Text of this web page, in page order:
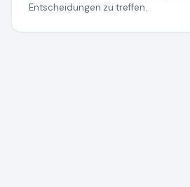
Entscheidungen zu treffen.